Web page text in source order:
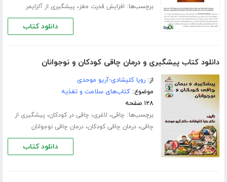
برچسب‌ها: افزایش قدرت مغز، پیشگیری از آلزایمر
دانلود کتاب
دانلود کتاب پیشگیری و درمان چاقی کودکان و نوجوانان
از:رویا کلیشادی-آریو موحدی
موضوع:کتاب‌های سلامت و تغذیه
۱۲۸ صفحه
برچسب‌ها: چاقی، لاغری، چاقی در کودکان، پیشگیری از
چاقی،درمان چاقی کودکان،درمان چاقی نوجوانان
دانلود کتاب